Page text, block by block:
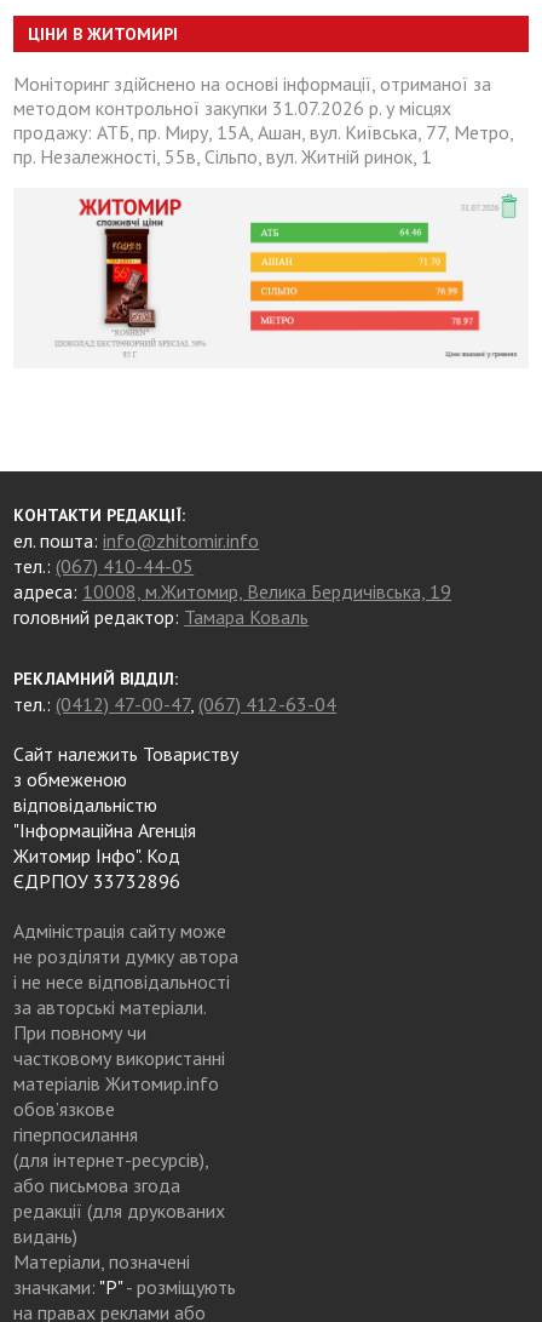
ЦІНИ В ЖИТОМИРІ
Моніторинг здійснено на основі інформації, отриманої за
методом контрольної закупки 31.07.2026 р. у місцях
продажу: АТБ, пр. Миру, 15А, Ашан, вул. Київська, 77, Метро,
пр. Незалежності, 55в, Сільпо, вул. Житній ринок, 1
КОНТАКТИ РЕДАКЦІЇ:
ел. пошта:info@zhitomir.info
тел.: (067) 410-44-05
адреса: 10008, м.Житомир, Велика Бердичівська, 19
головний редактор: Тамара Коваль
РЕКЛАМНИЙ ВІДДІЛ:
тел.: (0412) 47-00-47, (067) 412-63-04
Сайт належить Товариству
з обмеженою
відповідальністю
"Інформаційна Агенція
Житомир Інфо". Код
ЄДРПОУ 33732896
Адміністрація сайту може
не розділяти думку автора
і не несе відповідальності
за авторські матеріали.
При повному чи
частковому використанні
матеріалів Житомир.info
обов’язкове
гіперпосилання
(для інтернет-ресурсів),
або письмова згода
редакції (для друкованих
видань)
Матеріали, позначені
значками: "Р"- розміщують
на правах реклами або